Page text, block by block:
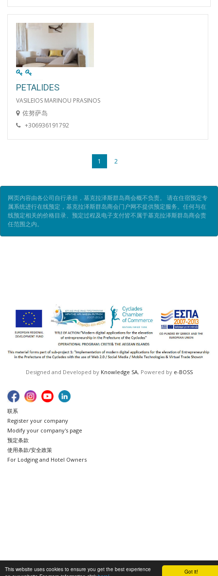
Got it!
This website uses cookies to ensure you get the best experience
PETALIDES
VASILEIOS MARINOU PRASINOS
佐努萨岛
+306936191792
1 2
网页内容由各公司自行承担，基克拉泽斯群岛商会概不负责。 请在住宿预定专
属系统进行在线预定，基克拉泽斯群岛商会门户网不提供预定服务。任何与在
线预定相关的价格目录、预定过程及电子支付皆不属于基克拉泽斯群岛商会责
任范围之内。
Designed and Developed by Knowledge SA, Powered by e-BOSS
联系
Register your company
Modify your company's page
预定条款
使用条款/安全政策
For Lodging and Hotel Owners